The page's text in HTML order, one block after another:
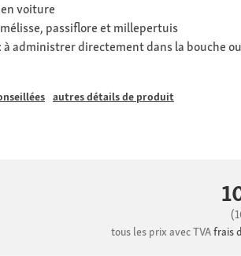
voiture
passiflore et millepertuis
administrer directement dans la bouche
autres détails de produit
tous les prix avec TVAfrais